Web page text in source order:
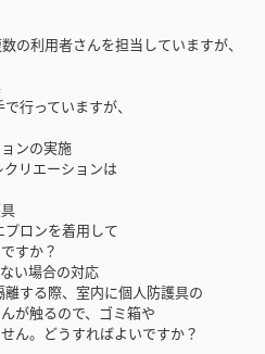
利用者さんを担当していますが、
行っていますが、
ンの実施
リエーションは
ロンを着用して
すか？
い場合の対応
する際、室内に個人防護具の
が触るので、ゴミ箱や
ん。どうすればよいですか？